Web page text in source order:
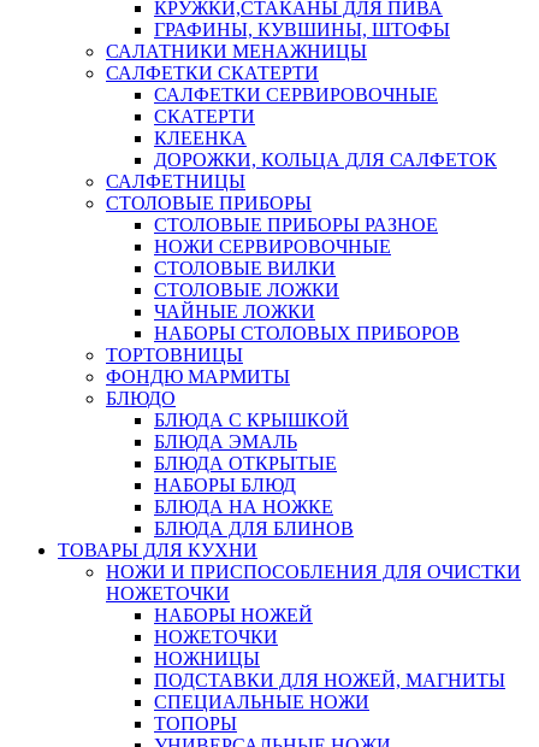
КРУЖКИ,СТАКАНЫ ДЛЯ ПИВА
ГРАФИНЫ, КУВШИНЫ, ШТОФЫ
САЛАТНИКИ МЕНАЖНИЦЫ
САЛФЕТКИ СКАТЕРТИ
САЛФЕТКИ СЕРВИРОВОЧНЫЕ
СКАТЕРТИ
КЛЕЕНКА
ДОРОЖКИ, КОЛЬЦА ДЛЯ САЛФЕТОК
САЛФЕТНИЦЫ
СТОЛОВЫЕ ПРИБОРЫ
СТОЛОВЫЕ ПРИБОРЫ РАЗНОЕ
НОЖИ СЕРВИРОВОЧНЫЕ
СТОЛОВЫЕ ВИЛКИ
СТОЛОВЫЕ ЛОЖКИ
ЧАЙНЫЕ ЛОЖКИ
НАБОРЫ СТОЛОВЫХ ПРИБОРОВ
ТОРТОВНИЦЫ
ФОНДЮ МАРМИТЫ
БЛЮДО
БЛЮДА С КРЫШКОЙ
БЛЮДА ЭМАЛЬ
БЛЮДА ОТКРЫТЫЕ
НАБОРЫ БЛЮД
БЛЮДА НА НОЖКЕ
БЛЮДА ДЛЯ БЛИНОВ
ТОВАРЫ ДЛЯ КУХНИ
НОЖИ И ПРИСПОСОБЛЕНИЯ ДЛЯ ОЧИСТКИ
НОЖЕТОЧКИ
НАБОРЫ НОЖЕЙ
НОЖЕТОЧКИ
НОЖНИЦЫ
ПОДСТАВКИ ДЛЯ НОЖЕЙ, МАГНИТЫ
СПЕЦИАЛЬНЫЕ НОЖИ
ТОПОРЫ